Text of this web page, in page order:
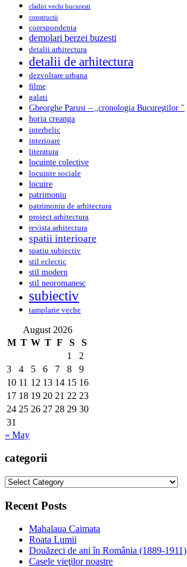
cladiri vechi bucuresti
constructii
corespondenta
demolari berzei buzesti
detalii arhitectura
detalii de arhitectura
dezvoltare urbana
filme
galati
Gheorghe Parusi – „cronologia Bucureştilor "
horia creanga
interbelic
interioare
literatura
locuinte colective
locuinte sociale
locuire
patrimoniu
patrimoniu de arhitectura
proiect arhitectura
revista arhitectura
spatii interioare
spatiu subiectiv
stil eclectic
stil modern
stil neoromanesc
subiectiv
tamplarie veche
August 2026
M T W T F S
S
1
2
3
4 5 6 7 8
9
10 11 12 13 14 15 16
17 18 19 20 21 22 23
24 25 26 27 28 29 30
31
« May
categorii
categorii
Recent Posts
Mahalaua Caimata
Roata Lumii
Douăzeci de ani în România (1889-1911)
Casele vieţilor noastre